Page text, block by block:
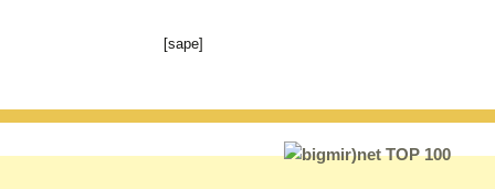
[sape]